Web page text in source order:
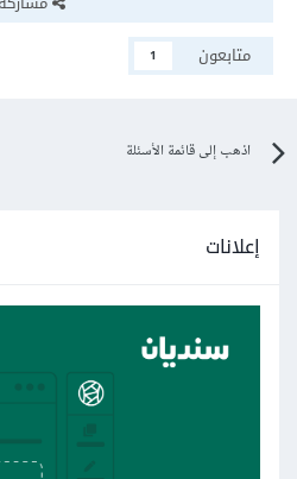
متابعون
1
اذهب إلى قائمة الأسئلة
إعلانات